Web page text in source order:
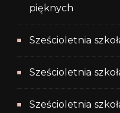
pięknych
Sześcioletnia
Sześcioletnia
Sześcioletnia